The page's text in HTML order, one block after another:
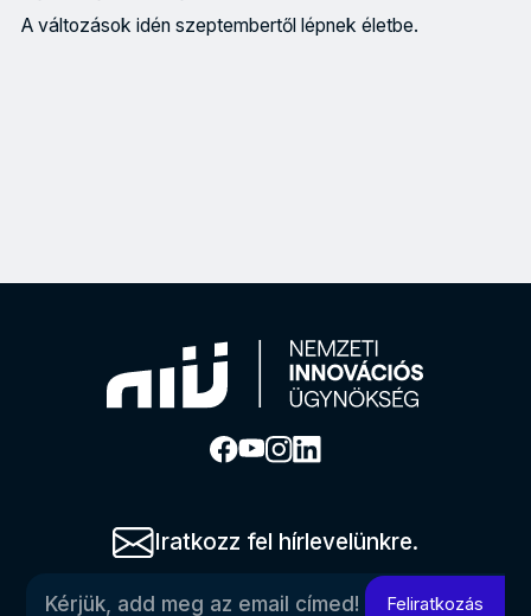
A változások idén szeptembertől lépnek életbe.
Iratkozz fel hírlevelünkre.
Feliratkozás